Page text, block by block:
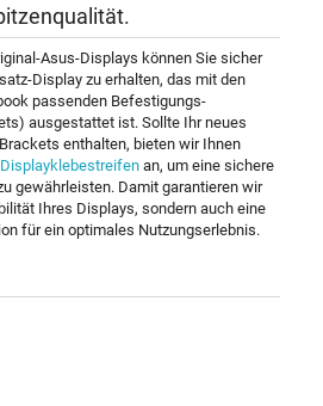
Asus-Displays können Sie sicher
Display zu erhalten, das mit den
passenden Befestigungs-
ausgestattet ist. Sollte Ihr neues
enthalten, bieten wir Ihnen
an, um eine sichere
gewährleisten. Damit garantieren wir
Ihres Displays, sondern auch eine
für ein optimales Nutzungserlebnis.